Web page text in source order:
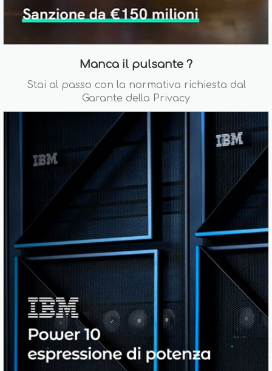
Manca il pulsante ?
Stai al passo con la normativa richiesta dal
Garante della Privacy